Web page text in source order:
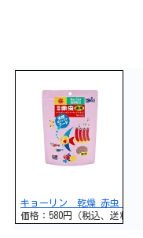
キョーリン 乾燥 赤虫 徳
価格：580円（税込、送料別)